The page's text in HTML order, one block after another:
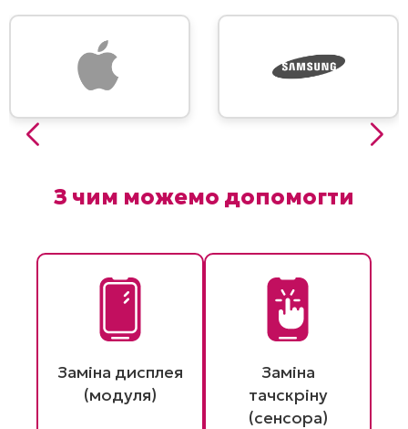
З чим можемо допомогти
Заміна дисплея
(модуля)
Заміна
тачскріну
(сенсора)